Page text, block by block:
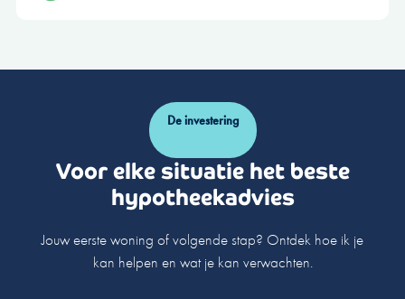
De investering
Voor elke situatie het beste
hypotheekadvies
Jouw eerste woning of volgende stap? Ontdek hoe ik je
kan helpen en wat je kan verwachten.